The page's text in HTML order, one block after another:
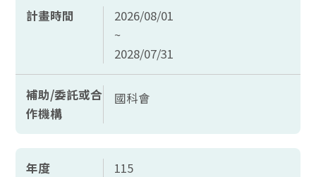
計畫時間
2026/08/01
~
2028/07/31
補助/委託或合
作機構
國科會
年度 115